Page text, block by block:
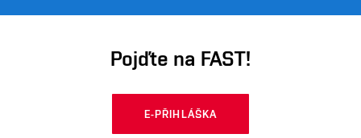
Pojďte na FAST!
E-PŘIHLÁŠKA